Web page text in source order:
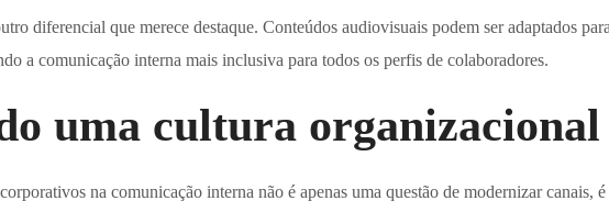
diferencial que merece destaque. Conteúdos audiovisuais podem ser adaptados
a comunicação interna mais inclusiva para todos os perfis de colaboradores.
uma cultura
na comunicação interna não é apenas uma questão de modernizar canais,